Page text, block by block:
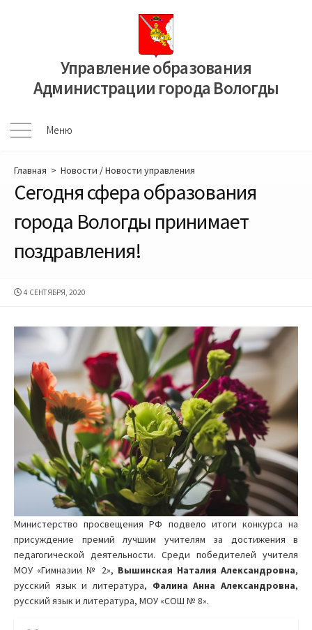
Управление образования
Администрации города Вологды
Меню
Меню
Главная > Новости /Новости управления
Сегодня сфера образования
города Вологды принимает
поздравления!
ДАТА
4 СЕНТЯБРЯ, 2020
Министерство просвещения РФ подвело итоги конкурса на
присуждение премий лучшим учителям за достижения в
педагогической деятельности. Среди победителей учителя
МОУ «Гимназии № 2», Вышинская Наталия Александровна,
русский язык и литература, Фалина Анна Александровна,
русский язык и литература, МОУ «СОШ № 8».